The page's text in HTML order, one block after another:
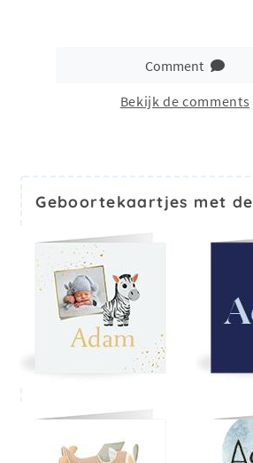
Comment
Bekijk de comments
Geboortekaartjes met